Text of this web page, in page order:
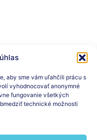
aby sme vám uľahčili prácu s
vyhodnocovať anonymné
fungovanie všetkých
technické možnosti